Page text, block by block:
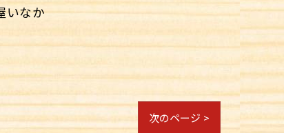
いなか
次のページ >